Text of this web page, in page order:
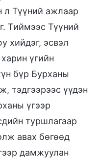
л Түүний ажлаар
Тиймээс Түүний
хийдэг, эсвэл
үгийн
бүр Бурханы
тэдгээрээс үүдэн
үгээр
туршлагаар
авах бөгөөд
дамжуулан